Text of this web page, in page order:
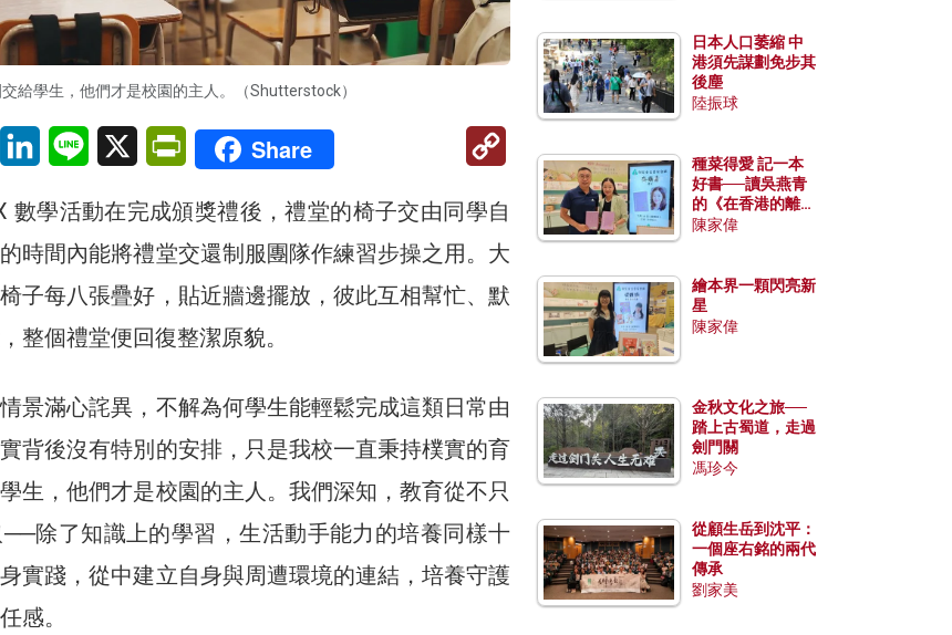
給學生，他們才是校園的主人。（Shutterstock）
Email LinkedInLine X PrintFriendly
Share
數學活動在完成頒獎禮後，禮堂的椅子交由同學自
時間內能將禮堂交還制服團隊作練習步操之用。大
子每八張疊好，貼近牆邊擺放，彼此互相幫忙、默
整個禮堂便回復整潔原貌。
景滿心詫異，不解為何學生能輕鬆完成這類日常由
背後沒有特別的安排，只是我校一直秉持樸實的育
生，他們才是校園的主人。我們深知，教育從不只
除了知識上的學習，生活動手能力的培養同樣十
實踐，從中建立自身與周遭環境的連結，培養守護
感。
日本人口萎縮 中
港須先謀劃免步其
後塵
陸振球
種菜得愛 記一本
好書──讀吳燕青
的《在香港的離島
種菜》
陳家偉
繪本界一顆閃亮新
星
陳家偉
金秋文化之旅──
踏上古蜀道，走過
劍門關
馮珍今
從顧生岳到沈平：
一個座右銘的兩代
傳承
劉家美